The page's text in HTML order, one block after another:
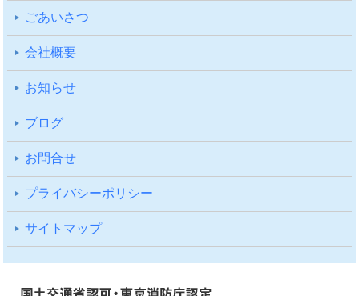
ごあいさつ
会社概要
お知らせ
ブログ
お問合せ
プライバシーポリシー
サイトマップ